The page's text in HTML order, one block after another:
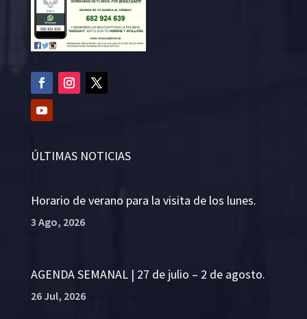
ÚLTIMAS NOTICIAS
Horario de verano para la visita de los lunes.
3 Ago, 2026
AGENDA SEMANAL | 27 de julio – 2 de agosto.
26 Jul, 2026